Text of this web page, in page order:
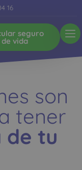
16
seguro
de vida
son
tener
de tu